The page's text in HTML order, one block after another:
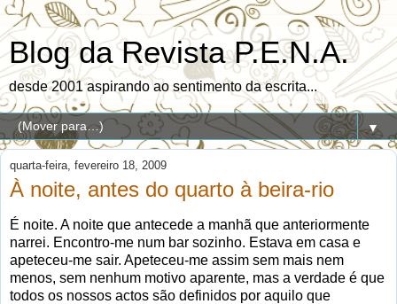
Blog da Revista P.E.N.A.
desde 2001 aspirando ao sentimento da escrita...
▼
quarta-feira, fevereiro 18, 2009
À noite, antes do quarto à beira-rio
É noite. A noite que antecede a manhã que anteriormente
narrei. Encontro-me num bar sozinho. Estava em casa e
apeteceu-me sair. Apeteceu-me assim sem mais nem
menos, sem nenhum motivo aparente, mas a verdade é que
todos os nossos actos são definidos por aquilo que